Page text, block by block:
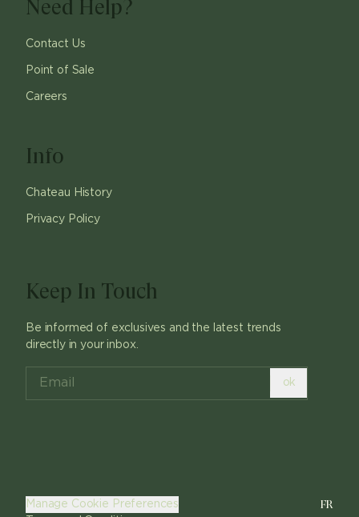
Need Help?
Contact Us
Point of Sale
Careers
Info
Chateau History
Privacy Policy
Keep In Touch
Be informed of exclusives and the latest trends
directly in your inbox.
ok
Manage Cookie Preferences
FR